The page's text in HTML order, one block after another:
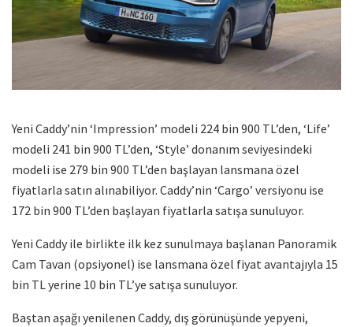
Yeni Caddy’nin ‘Impression’ modeli 224 bin 900 TL’den, ‘Life’
modeli 241 bin 900 TL’den, ‘Style’ donanım seviyesindeki
modeli ise 279 bin 900 TL’den başlayan lansmana özel
fiyatlarla satın alınabiliyor. Caddy’nin ‘Cargo’ versiyonu ise
172 bin 900 TL’den başlayan fiyatlarla satışa sunuluyor.
Yeni Caddy ile birlikte ilk kez sunulmaya başlanan Panoramik
Cam Tavan (opsiyonel) ise lansmana özel fiyat avantajıyla 15
bin TL yerine 10 bin TL’ye satışa sunuluyor.
Baştan aşağı yenilenen Caddy, dış görünüşünde yepyeni,